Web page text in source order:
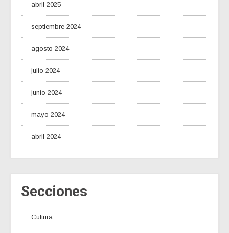
abril 2025
septiembre 2024
agosto 2024
julio 2024
junio 2024
mayo 2024
abril 2024
Secciones
Cultura